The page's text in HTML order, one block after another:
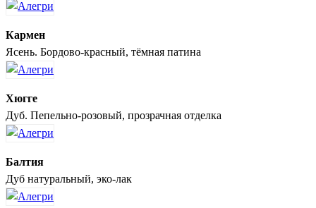
Кармен
Ясень. Бордово-красный, тёмная патина
Хюгге
Дуб. Пепельно-розовый, прозрачная отделка
Балтия
Дуб натуральный, эко-лак